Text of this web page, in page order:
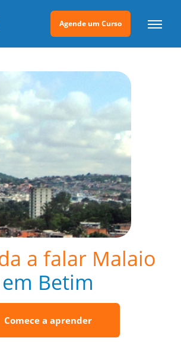
Agende um Curso
a falar Malaio
em Betim
Comece a aprender